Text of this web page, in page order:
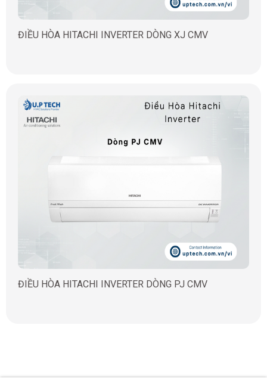
ĐIỀU HÒA HITACHI INVERTER DÒNG XJ CMV
ĐIỀU HÒA HITACHI INVERTER DÒNG PJ CMV